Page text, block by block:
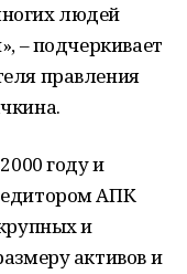
людей
– подчеркивает
правления
году и
АПК
и
активов и